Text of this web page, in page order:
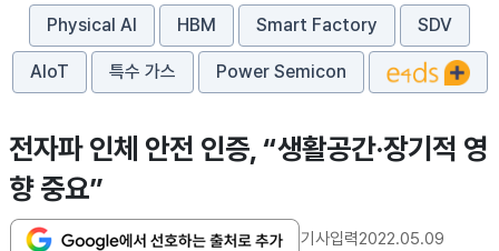
Physical AI HBM Smart Factory SDV
AIoT 특수 가스 Power Semicon
전자파 인체 안전 인증, “생활공간·장기적 영
향 중요”
기사입력2022.05.09